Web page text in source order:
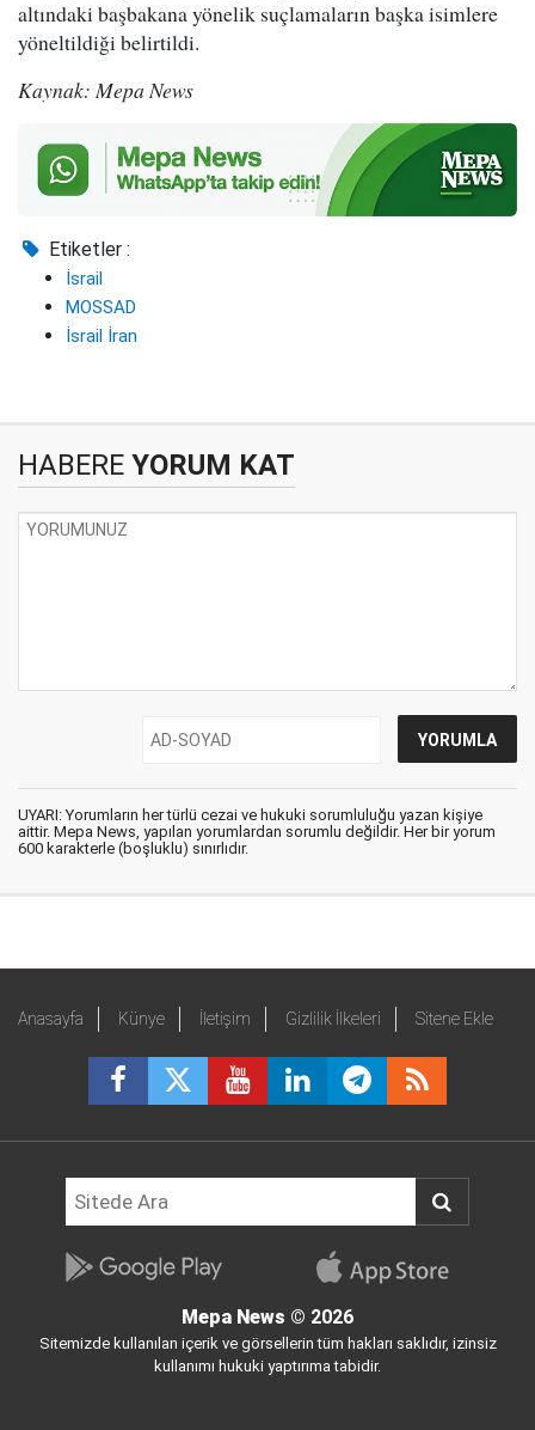
altındaki başbakana yönelik suçlamaların başka isimlere
yöneltildiği belirtildi.
Kaynak: Mepa News
Etiketler :
İsrail
MOSSAD
İsrail İran
HABERE YORUM KAT
UYARI: Yorumların her türlü cezai ve hukuki sorumluluğu yazan kişiye
aittir. Mepa News, yapılan yorumlardan sorumlu değildir. Her bir yorum
600 karakterle (boşluklu) sınırlıdır.
Anasayfa Künye İletişim Gizlilik İlkeleri Sitene Ekle
Mepa News © 2026
Sitemizde kullanılan içerik ve görsellerin tüm hakları saklıdır, izinsiz
kullanımı hukuki yaptırıma tabidir.